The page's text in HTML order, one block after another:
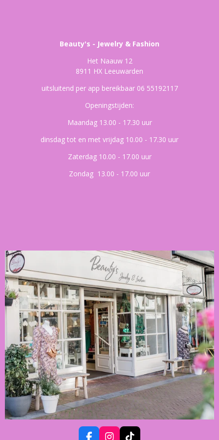
Beauty's - Jewelry & Fashion
Het Naauw 12
8911 HX Leeuwarden
uitsluitend per app bereikbaar 06 55192117
Openingstijden:
Maandag 13.00 - 17.30 uur
dinsdag tot en met vrijdag 10.00 - 17.30 uur
Zaterdag 10.00 - 17.00 uur
Zondag 13.00 - 17.00 uur